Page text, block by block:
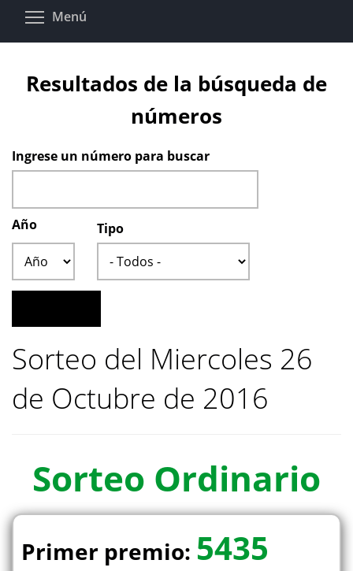
Pasar
Menú
Resultados de la búsqueda de
números
Ingrese un número para buscar
Año
Tipo
Sorteo del Miercoles 26
de Octubre de 2016
Sorteo Ordinario
Primer premio: 5435